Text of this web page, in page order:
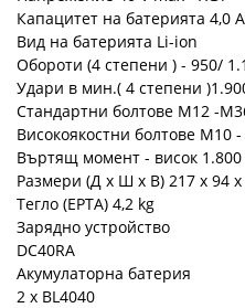
Капацитет на батерията 4,0
Вид на батерията Li-ion
Обороти (4 степени ) - 950/
Удари в мин.( 4 степени
Стандартни болтове M12 -
Високоякостни болтове M10
Въртящ момент - висок 1.800
Размери (Д х Ш х В) 217 x 94
Тегло (EPTA) 4,2 kg
Зарядно устройство
DC40RA
Акумулаторна батерия
2 x BL4040